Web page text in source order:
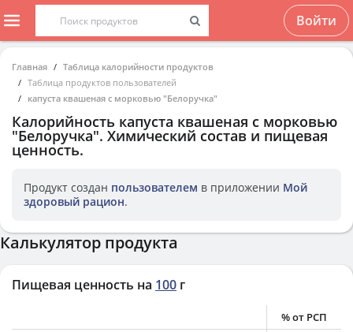
Войти
Главная
Таблица калорийности продуктов
Таблица продуктов пользователей
капуста квашеная с морковью "Белоручка"
Калорийность капуста квашеная с морковью
"Белоручка". Химический состав и пищевая
ценность.
Продукт создан пользователем в приложении Мой
здоровый рацион.
Калькулятор продукта
Пищевая ценность на 100 г
% от РСП